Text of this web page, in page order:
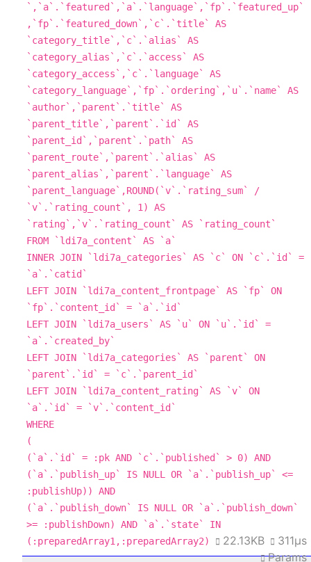
`,`a`.`featured`,`a`.` language`,`fp`.`featured_up`
,`fp`.`featured_down`,`c`.`title` AS
`category_title`,`c`.`alias` AS
`category_alias`,`c`.`access` AS
`category_access`,`c`.` language` AS
`category_language`,`fp`.`ordering`,`u`.`name` AS
`author`,`parent`.`title` AS
`parent_title`,`parent`.`id` AS
`parent_id`,`parent`.`path` AS
`parent_route`,`parent`.`alias` AS
`parent_alias`,`parent`.` language` AS
`parent_language`,ROUND(`v`.`rating_sum`
/
`v`.`rating_count`, 1 ) AS
`rating`,`v`.`rating_count` AS
FROM `ldi7a_content` AS
INNER JOIN `ldi7a_categories` AS `c` ON `c`.`id` =
LEFT JOIN `ldi7a_content_frontpage` AS `fp` ON
`fp`.`content_id` =
LEFT JOIN `ldi7a_users` AS `u` ON `u`.`id` =
LEFT JOIN `ldi7a_categories` AS `parent` ON
`parent`.`id` =
LEFT JOIN `ldi7a_content_rating` AS `v` ON
`a`.`id` =
WHERE
(
(`a`.`id` = :pk AND `c`.`published` > 0) AND
(`a`.`publish_up` IS NULL OR `a`.`publish_up` <=
:publishUp)) AND
(`a`.`publish_down` IS NULL OR
>= :publishDown) AND `a`.`state` IN
(:preparedArray1,:preparedArray2)
311μs
22.13KB
Params